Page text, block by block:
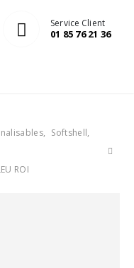
Service Client
01 85 76 21 36
, Softshell,
ROI